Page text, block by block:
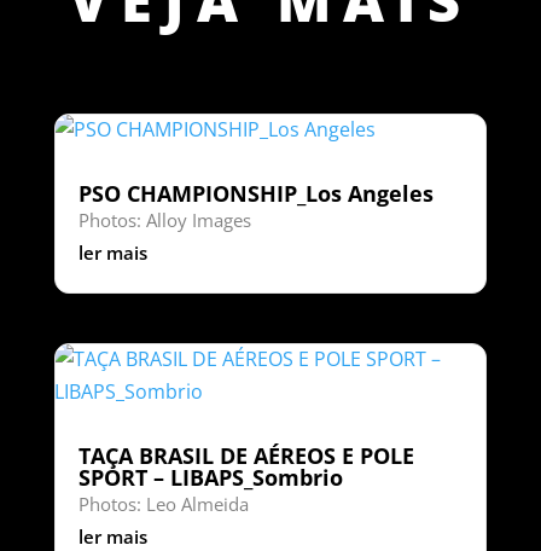
PSO CHAMPIONSHIP_Los Angeles
Photos: Alloy Images
ler mais
TAÇA BRASIL DE AÉREOS E POLE
SPORT – LIBAPS_Sombrio
Photos: Leo Almeida
ler mais